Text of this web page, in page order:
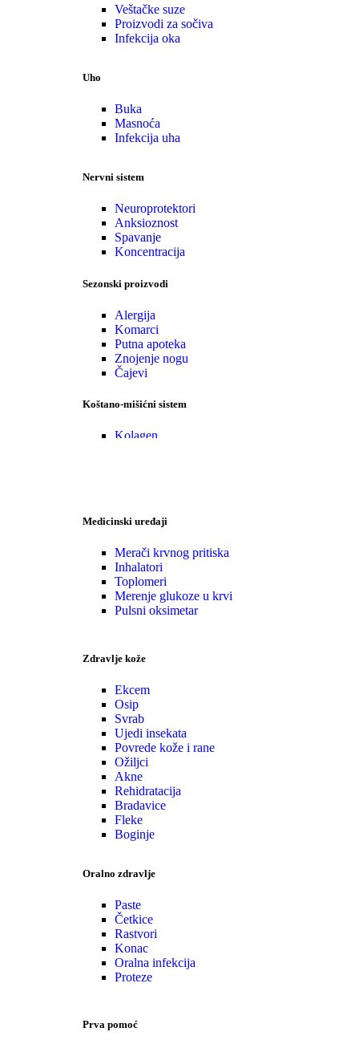
Veštačke suze
Proizvodi za sočiva
Infekcija oka
Uho
Buka
Masnoća
Infekcija uha
Nervni sistem
Neuroprotektori
Anksioznost
Spavanje
Koncentracija
Sezonski proizvodi
Alergija
Komarci
Putna apoteka
Znojenje nogu
Čajevi
Koštano-mišićni sistem
Kolagen
Medicinski uređaji
Merači krvnog pritiska
Inhalatori
Toplomeri
Merenje glukoze u krvi
Pulsni oksimetar
Zdravlje kože
Ekcem
Osip
Svrab
Ujedi insekata
Povrede kože i rane
Ožiljci
Akne
Rehidratacija
Bradavice
Fleke
Boginje
Oralno zdravlje
Paste
Četkice
Rastvori
Konac
Oralna infekcija
Proteze
Prva pomoć